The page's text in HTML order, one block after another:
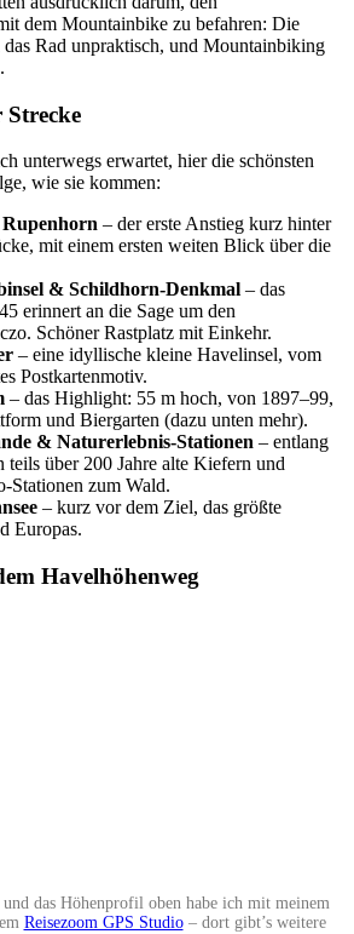
dem Mountainbike zu befahren: Die
das Rad unpraktisch, und Mountainbiking
unterwegs erwartet, hier die schönsten
wie sie kommen:
– der erste Anstieg kurz hinter
mit einem ersten weiten Blick über die
& Schildhorn-Denkmal – das
erinnert an die Sage um den
Schöner Rastplatz mit Einkehr.
– eine idyllische kleine Havelinsel, vom
Postkartenmotiv.
– das Highlight: 55 m hoch, von 1897–99,
und Biergarten (dazu unten mehr).
& Naturerlebnis-Stationen – entlang
teils über 200 Jahre alte Kiefern und
Stationen zum Wald.
– kurz vor dem Ziel, das größte
Europas.
Havelhöhenweg
das Höhenprofil oben habe ich mit meinem
Reisezoom GPS Studio– dort gibt’s weitere